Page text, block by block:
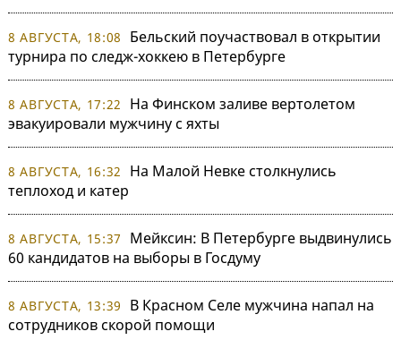
8 АВГУСТА, 18:08
Бельский поучаствовал в открытии
турнира по следж-хоккею в Петербурге
8 АВГУСТА, 17:22
На Финском заливе вертолетом
эвакуировали мужчину с яхты
8 АВГУСТА, 16:32
На Малой Невке столкнулись
теплоход и катер
8 АВГУСТА, 15:37
Мейксин: В Петербурге выдвинулись
60 кандидатов на выборы в Госдуму
8 АВГУСТА, 13:39
В Красном Селе мужчина напал на
сотрудников скорой помощи